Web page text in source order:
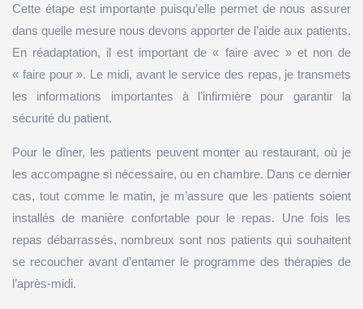
Cette étape est importante puisqu’elle permet de nous assurer
dans quelle mesure nous devons apporter de l’aide aux patients.
En réadaptation, il est important de « faire avec » et non de
« faire pour ». Le midi, avant le service des repas, je transmets
les informations importantes à l’infirmière pour garantir la
sécurité du patient.
Pour le dîner, les patients peuvent monter au restaurant, où je
les accompagne si nécessaire, ou en chambre. Dans ce dernier
cas, tout comme le matin, je m’assure que les patients soient
installés de manière confortable pour le repas. Une fois les
repas débarrassés, nombreux sont nos patients qui souhaitent
se recoucher avant d’entamer le programme des thérapies de
l’après-midi.